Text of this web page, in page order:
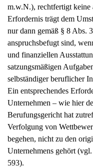
m.w.N.), rechtfertigt keine
Erfordernis trägt dem
nur dann gemäß § 8 Abs.
anspruchsbefugt sind,
und finanziellen
satzungsmäßigen
selbständiger beruflicher
Ein entsprechendes
Unternehmen – wie hier
Berufungsgericht hat
Verfolgung von
begehen, nicht zu den
Unternehmens gehört
593).